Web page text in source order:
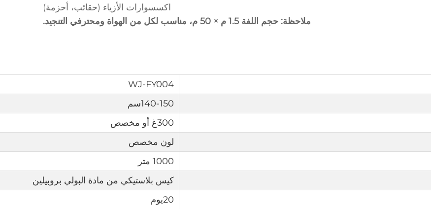
اكسسوارات الأزياء (حقائب، أحزمة)
ملاحظة: حجم اللفة 1.5 م × 50 م، مناسب لكل من الهواة ومحترفي التنجيد.
WJ-FY004
140-150سم
300غ أو مخصص
لون مخصص
1000 متر
كيس بلاستيكي من مادة البولي بروبيلين
20يوم